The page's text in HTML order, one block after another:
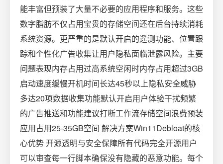
能丰富但预装了大量不必要的应用程序和服务。这些
数字脂肪不仅占用宝贵的存储空间还在后台持续消耗
系统资源。更严重的是默认开启的遥测功能、位置跟
踪和个性化广告收集让用户隐私面临泄露风险。主要
问题表现内存占用过高系统空闲时内存占用超过3GB
启动速度缓慢开机时间长达45秒以上隐私安全威胁
多达20项数据收集功能默认开启用户体验干扰频繁
的广告推送和功能建议打断工作流存储空间浪费预装
应用占用25-35GB空间️ 解决方案Win11Debloat的核
心优势 开源透明与安全保障所有代码完全开源用户
可以审查每一行脚本确保没有隐藏的恶意功能。每个